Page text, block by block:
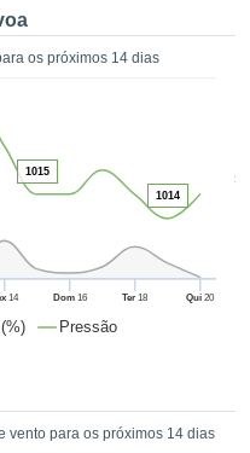
os próximos 14 dias
Pressão
50
14 Dom16 Ter 18 Qui 20
1015
1014
vento para os próximos 14 dias